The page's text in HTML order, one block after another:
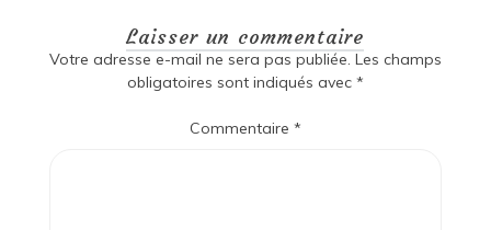
Laisser un commentaire
Votre adresse e-mail ne sera pas publiée. Les champs
obligatoires sont indiqués avec *
Commentaire *